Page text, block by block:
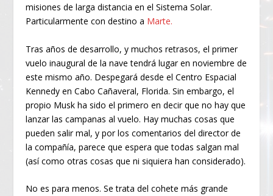
misiones de larga distancia en el Sistema Solar.
Particularmente con destino a Marte.
Tras años de desarrollo, y muchos retrasos, el primer
vuelo inaugural de la nave tendrá lugar en noviembre de
este mismo año. Despegará desde el Centro Espacial
Kennedy en Cabo Cañaveral, Florida. Sin embargo, el
propio Musk ha sido el primero en decir que no hay que
lanzar las campanas al vuelo. Hay muchas cosas que
pueden salir mal, y por los comentarios del director de
la compañía, parece que espera que todas salgan mal
(así como otras cosas que ni siquiera han considerado).
No es para menos. Se trata del cohete más grande